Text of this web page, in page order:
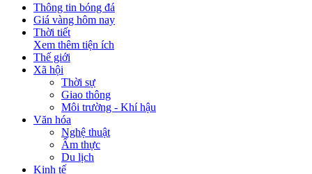
Thông tin bóng đá
Giá vàng hôm nay
Thời tiết
Xem thêm tiện ích
Thế giới
Xã hội
Thời sự
Giao thông
Môi trường - Khí hậu
Văn hóa
Nghệ thuật
Ẩm thực
Du lịch
Kinh tế